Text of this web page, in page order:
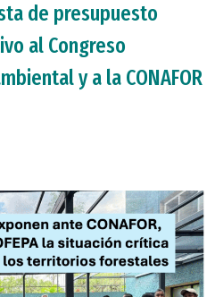
de presupuesto
al Congreso
y a la CONAFOR